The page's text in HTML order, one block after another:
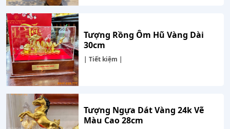
Tượng Rồng Ôm Hũ Vàng Dài
30cm
| Tiết kiệm |
Tượng Ngựa Dát Vàng 24k Vẽ
Màu Cao 28cm